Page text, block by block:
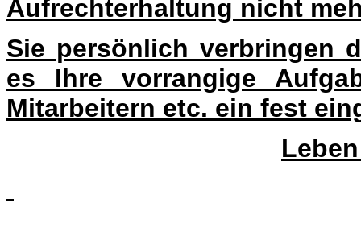
Aufrechterhaltung nicht
Sie persönlich verbringen
es Ihre vorrangige
Mitarbeitern etc. ein fest